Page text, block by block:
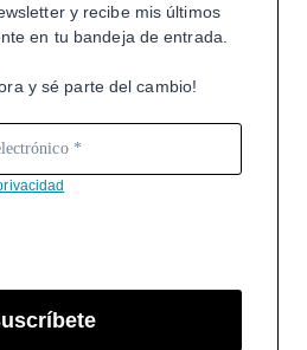
y recibe mis últimos
en tu bandeja de entrada.
y sé parte del cambio!